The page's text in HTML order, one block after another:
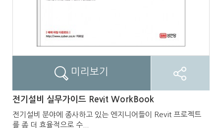
미리보기
전기설비 실무가이드 Revit WorkBook
전기설비 분야에 종사하고 있는 엔지니어들이 Revit 프로젝트
를 좀 더 효율적으로 수...